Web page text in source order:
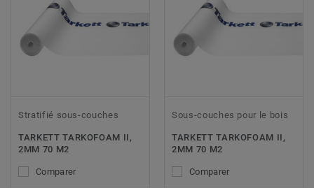
Stratifié sous-couches
TARKETT TARKOFOAM II,
2MM 70 M2
Comparer
Sous-couches pour le bois
TARKETT TARKOFOAM II,
2MM 70 M2
Comparer